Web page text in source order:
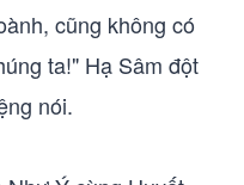
cũng không có
ta!" Hạ Sâm đột
nói.